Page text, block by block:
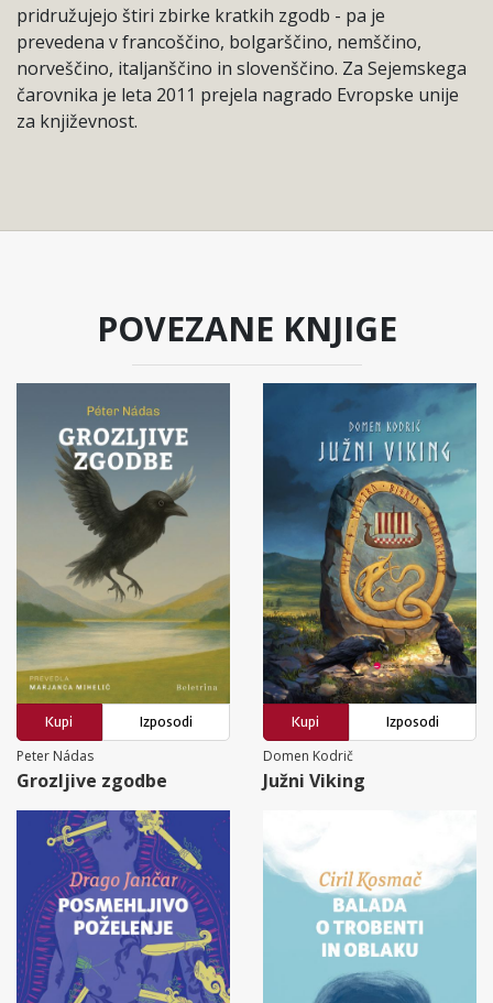
pridružujejo štiri zbirke kratkih zgodb - pa je
prevedena v francoščino, bolgarščino, nemščino,
norveščino, italjanščino in slovenščino. Za Sejemskega
čarovnika je leta 2011 prejela nagrado Evropske unije
za književnost.
POVEZANE KNJIGE
Kupi
Izposodi
Peter Nádas
Grozljive zgodbe
Kupi
Izposodi
Domen Kodrič
Južni Viking